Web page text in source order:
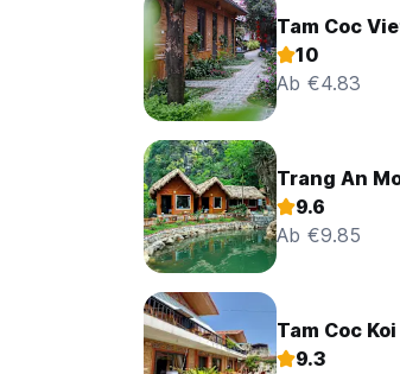
Tam Coc
10
Ab €4.83
Trang An
9.6
Ab €9.85
Tam Coc
9.3